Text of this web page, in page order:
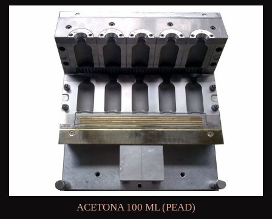
ACETONA 100 ML (PEAD)